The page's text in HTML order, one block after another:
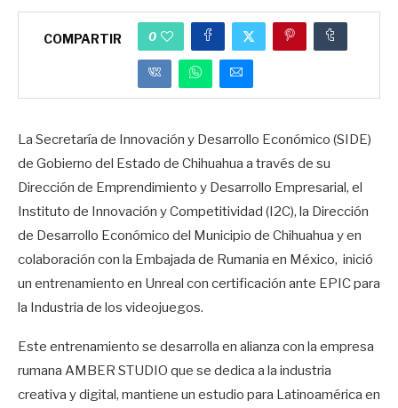
COMPARTIR 0
La Secretaría de Innovación y Desarrollo Económico (SIDE)
de Gobierno del Estado de Chihuahua a través de su
Dirección de Emprendimiento y Desarrollo Empresarial, el
Instituto de Innovación y Competitividad (I2C), la Dirección
de Desarrollo Económico del Municipio de Chihuahua y en
colaboración con la Embajada de Rumania en México, inició
un entrenamiento en Unreal con certificación ante EPIC para
la Industria de los videojuegos.
Este entrenamiento se desarrolla en alianza con la empresa
rumana AMBER STUDIO que se dedica a la industria
creativa y digital, mantiene un estudio para Latinoamérica en